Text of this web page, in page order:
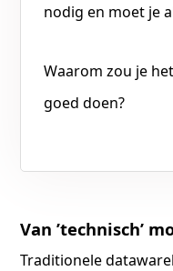
nodig en moet je
Waarom zou je
goed doen?
Van ’technisch’
Traditionele